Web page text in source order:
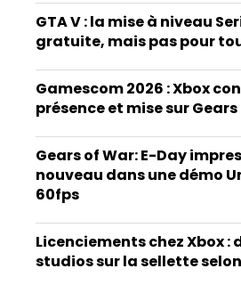
GTA V : la mise à niveau
gratuite, mais pas pour
Gamescom 2026 : Xbox
présence et mise sur
Gears of War: E-Day
nouveau dans une démo
60fps
Licenciements chez Xbox :
studios sur la sellette